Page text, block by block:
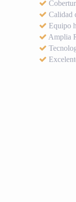
Calidad
Equipo
Amplia